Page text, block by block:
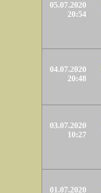
05.07.2020
20:54
04.07.2020
20:48
03.07.2020
10:27
01.07.2020